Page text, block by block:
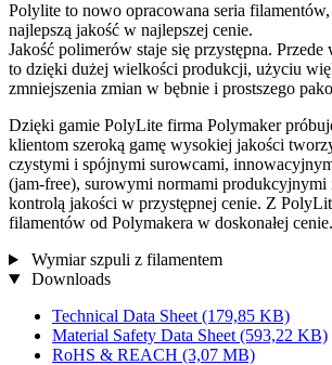
Polylite to nowo opracowana seria
najlepszą jakość w najlepszej cenie.
Jakość polimerów staje się przystępna.
to dzięki dużej wielkości produkcji, użyciu
zmniejszenia zmian w bębnie i prostszego
Dzięki gamie PolyLite firma Polymaker
klientom szeroką gamę wysokiej jakości
czystymi i spójnymi surowcami,
(jam-free), surowymi normami produkcyjnymi
kontrolą jakości w przystępnej cenie. Z
filamentów od Polymakera w doskonałej cenie.
Wymiar szpuli z filamentem
Downloads
Technical Data Sheet (179,85 KB)
Material Safety Data Sheet (593,22 KB)
RoHS & REACH (3,07 MB)